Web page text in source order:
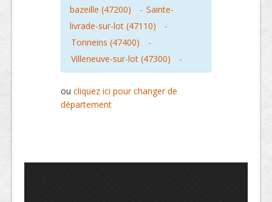
bazeille (47200)
- Sainte-
livrade-sur-lot (47110)
-
Tonneins (47400)
-
Villeneuve-sur-lot (47300)
-
ou cliquez ici pour changer de
département